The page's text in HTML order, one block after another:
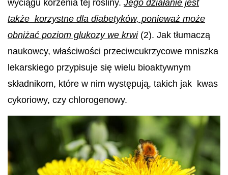
wyciągu korzenia tej rośliny. Jego działanie jest
także korzystne dla diabetyków, ponieważ może
obniżać poziom glukozy we krwi(2). Jak tłumaczą
naukowcy, właściwości przeciwcukrzycowe mniszka
lekarskiego przypisuje się wielu bioaktywnym
składnikom, które w nim występują, takich jak kwas
cykoriowy, czy chlorogenowy.